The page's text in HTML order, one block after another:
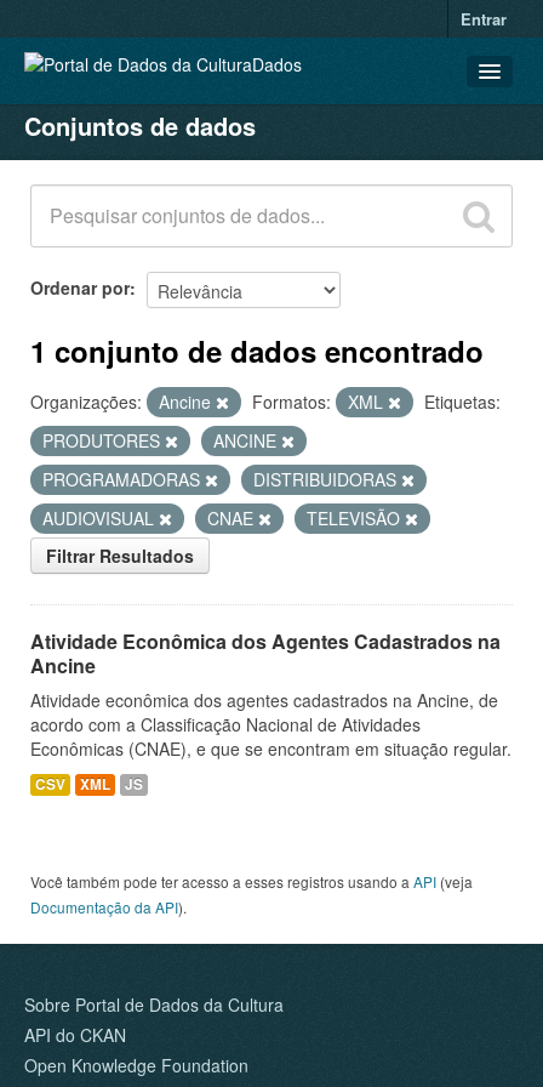
Entrar
CONJUNTOS DE DADOS
ORGANIZAÇÕES
GRUPOS
SOBRE
Conjuntos de dados
Ordenar por
1 conjunto de dados encontrado
Organizações: Ancine Formatos: XML
Etiquetas:
PRODUTORES
ANCINE
PROGRAMADORAS
DISTRIBUIDORAS
AUDIOVISUAL
CNAE
TELEVISÃO
Filtrar Resultados
Atividade Econômica dos Agentes Cadastrados na
Ancine
Atividade econômica dos agentes cadastrados na Ancine, de
acordo com a Classificação Nacional de Atividades
Econômicas (CNAE), e que se encontram em situação regular.
CSV XML JS
Você também pode ter acesso a esses registros usando a API (veja
Documentação da API).
Sobre Portal de Dados da Cultura
API do CKAN
Open Knowledge Foundation